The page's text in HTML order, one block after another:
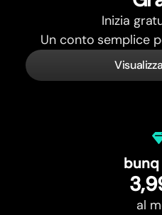
Inizia
Un conto semplice
bunq
al